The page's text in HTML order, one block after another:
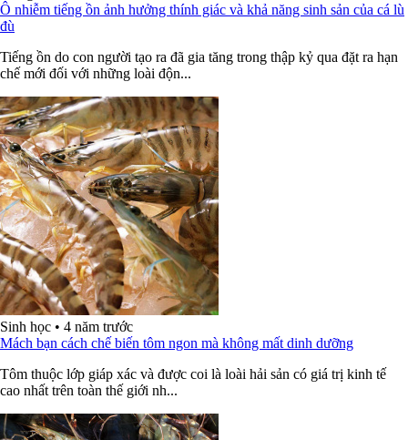
Ô nhiễm tiếng ồn ảnh hưởng thính giác và khả năng sinh sản của cá lù
đù
Tiếng ồn do con người tạo ra đã gia tăng trong thập kỷ qua đặt ra hạn
chế mới đối với những loài độn...
Sinh học • 4 năm trước
Mách bạn cách chế biến tôm ngon mà không mất dinh dưỡng
Tôm thuộc lớp giáp xác và được coi là loài hải sản có giá trị kinh tế
cao nhất trên toàn thế giới nh...